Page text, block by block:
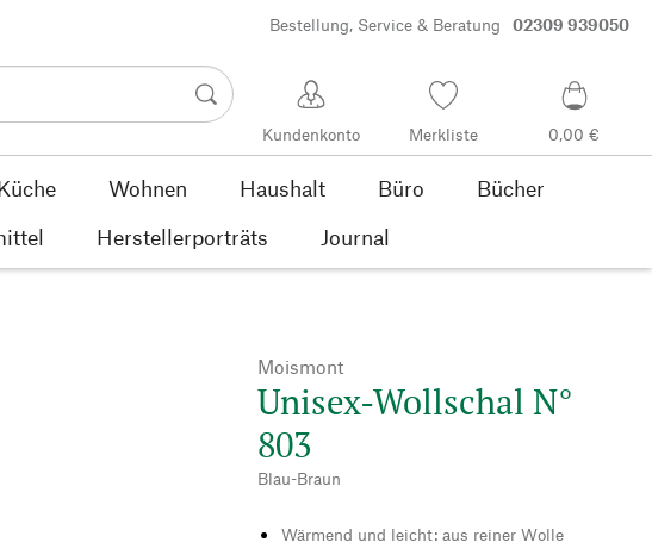
Bestellung, Service & Beratung 02309 939050
Kundenkonto Merkliste 0,00 €
Wohnen Haushalt Büro
Bücher
Herstellerporträts Journal
Moismont
Unisex-Wollschal N°
803
Blau-Braun
Wärmend und leicht: aus reiner Wolle